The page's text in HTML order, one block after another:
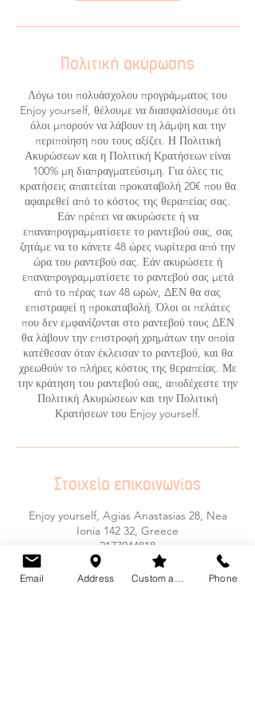
Πολιτική ακύρωσης
Λόγω του πολυάσχολου προγράμματος του
Enjoy yourself, θέλουμε να διασφαλίσουμε ότι
όλοι μπορούν να λάβουν τη λάμψη και την
περιποίηση που τους αξίζει. Η Πολιτική
Ακυρώσεων και η Πολιτική Κρατήσεων είναι
100% μη διαπραγματεύσιμη. Για όλες τις
κρατήσεις απαιτείται προκαταβολή 20€ που θα
αφαιρεθεί από το κόστος της θεραπείας σας.
Εάν πρέπει να ακυρώσετε ή να
επαναπρογραμματίσετε το ραντεβού σας, σας
ζητάμε να το κάνετε 48 ώρες νωρίτερα από την
ώρα του ραντεβού σας. Εάν ακυρώσετε ή
επαναπρογραμματίσετε το ραντεβού σας μετά
από το πέρας των 48 ωρών, ΔΕΝ θα σας
επιστραφεί η προκαταβολή. Όλοι οι πελάτες
που δεν εμφανίζονται στο ραντεβού τους ΔΕΝ
θα λάβουν την επιστροφή χρημάτων την οποία
κατέθεσαν όταν έκλεισαν το ραντεβού, και θα
χρεωθούν το πλήρες κόστος της θεραπείας. Με
την κράτηση του ραντεβού σας, αποδέχεστε την
Πολιτική Ακυρώσεων και την Πολιτική
Κρατήσεων του Enjoy yourself.
Στοιχεία επικοινωνίας
Enjoy yourself, Agias Anastasias 28, Nea
Ionia 142 32, Greece
2177044818
enjoyyourself.studio@gmail.com
Email Address Phone